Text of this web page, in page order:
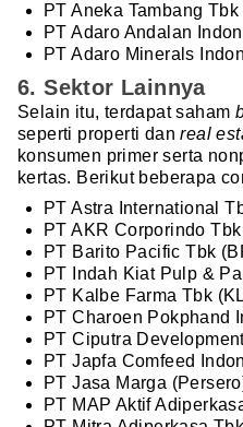
PT Aneka Tambang
PT Adaro Andalan
PT Adaro Minerals
6. Sektor Lainnya
Selain itu, terdapat saham
seperti properti danreal
konsumen primer serta
kertas. Berikut beberapa
PT Astra International
PT AKR Corporindo
PT Barito Pacific Tbk
PT Indah Kiat Pulp &
PT Kalbe Farma Tbk
PT Charoen Pokphand
PT Ciputra
PT Japfa Comfeed
PT Jasa Marga
PT MAP Aktif